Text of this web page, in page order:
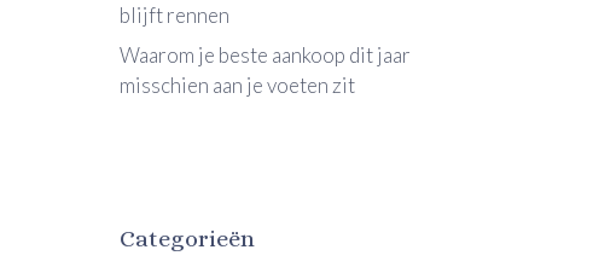
blijft rennen
Waarom je beste aankoop dit jaar
misschien aan je voeten zit
Categorieën